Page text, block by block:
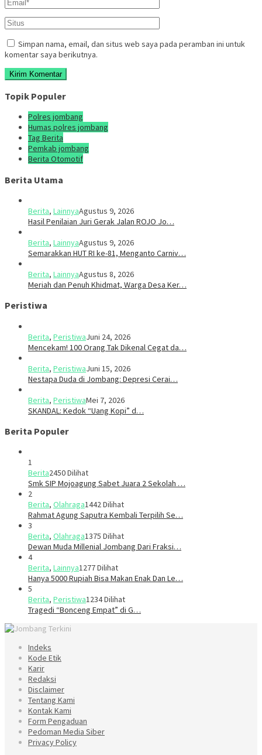
Simpan nama, email, dan situs web saya pada peramban ini untuk
komentar saya berikutnya.
Topik Populer
Polres jombang
Humas polres jombang
Tag Berita
Pemkab jombang
Berita Otomotif
Berita Utama
Berita, LainnyaAgustus 9, 2026
Hasil Penilaian Juri Gerak Jalan ROJO Jo…
Berita, LainnyaAgustus 9, 2026
Semarakkan HUT RI ke-81, Menganto Carniv…
Berita, LainnyaAgustus 8, 2026
Meriah dan Penuh Khidmat, Warga Desa Ker…
Peristiwa
Berita, PeristiwaJuni 24, 2026
Mencekam! 100 Orang Tak Dikenal Cegat da…
Berita, PeristiwaJuni 15, 2026
​​Nestapa Duda di Jombang: Depresi Cerai…
Berita, PeristiwaMei 7, 2026
SKANDAL: Kedok “Uang Kopi” d…
Berita Populer
1
Berita2450 Dilihat
Smk SIP Mojoagung Sabet Juara 2 Sekolah …
2
Berita, Olahraga1442 Dilihat
Rahmat Agung Saputra Kembali Terpilih Se…
3
Berita, Olahraga1375 Dilihat
Dewan Muda Millenial Jombang Dari Fraksi…
4
Berita, Lainnya1277 Dilihat
Hanya 5000 Rupiah Bisa Makan Enak Dan Le…
5
Berita, Peristiwa1234 Dilihat
Tragedi “Bonceng Empat” di G…
Indeks
Kode Etik
Karir
Redaksi
Disclaimer
Tentang Kami
Kontak Kami
Form Pengaduan
Pedoman Media Siber
Privacy Policy